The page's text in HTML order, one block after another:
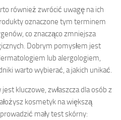
również zwrócić uwagę na ich
oznaczone tym terminem
co znacząco zmniejsza
Dobrym pomysłem jest
lub alergologiem,
warto wybierać, a jakich unikać.
kluczowe, zwłaszcza dla osób z
kosmetyk na większą
mały test skórny: